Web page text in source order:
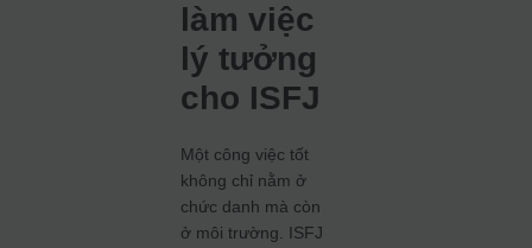
làm việc
lý tưởng
cho ISFJ
Một công việc tốt
không chỉ nằm ở
chức danh mà còn
ở môi trường. ISFJ